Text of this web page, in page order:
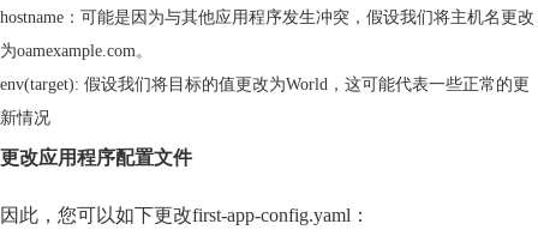
hostname：可能是因为与其他应用程序发生冲突，假设我们将主机名更改
为oamexample.com。
env(target): 假设我们将目标的值更改为World，这可能代表一些正常的更
新情况
更改应用程序配置文件
因此，您可以如下更改first-app-config.yaml：